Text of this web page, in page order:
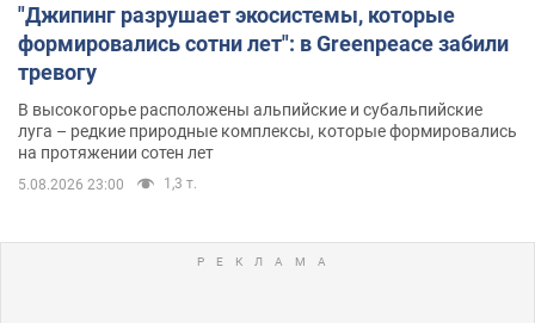
"Джипинг разрушает экосистемы, которые
формировались сотни лет": в Greenpeace забили
тревогу
В высокогорье расположены альпийские и субальпийские
луга – редкие природные комплексы, которые формировались
на протяжении сотен лет
5.08.2026 23:00 1,3 т.